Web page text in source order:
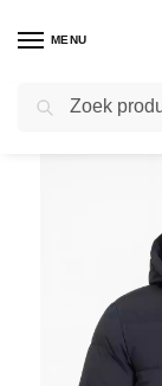
MENU
Home Herenmode